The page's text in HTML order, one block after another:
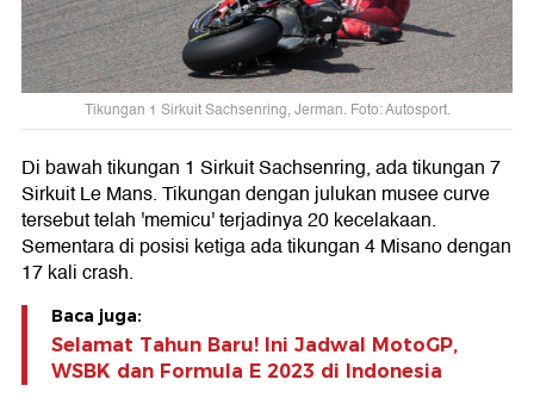
Tikungan 1 Sirkuit Sachsenring, Jerman. Foto: Autosport.
Di bawah tikungan 1 Sirkuit Sachsenring, ada tikungan 7
Sirkuit Le Mans. Tikungan dengan julukan musee curve
tersebut telah 'memicu' terjadinya 20 kecelakaan.
Sementara di posisi ketiga ada tikungan 4 Misano dengan
17 kali crash.
Baca juga:
Selamat Tahun Baru! Ini Jadwal MotoGP,
WSBK dan Formula E 2023 di Indonesia